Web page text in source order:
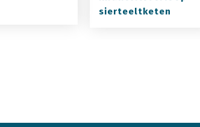
sierteeltketen